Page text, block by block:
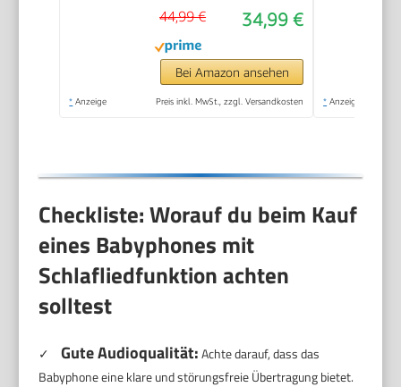
Digitale
Zoomfunktion
Nachtsicht
Temperatur-Alarm
34,99 €
44,99 €
Bei Amazon ansehen
* Anzeige Preis inkl. MwSt., zzgl. Versandkosten * Anzeige
Checkliste: Worauf du beim Kauf
eines Babyphones mit
Schlafliedfunktion achten
solltest
✓ Gute Audioqualität:Achte darauf, dass das
Babyphone eine klare und störungsfreie Übertragung bietet.